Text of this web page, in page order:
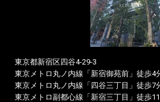
東京都新宿区四谷4-29-3
東京メトロ丸ノ内線「新宿御苑前」徒歩4
東京メトロ丸ノ内線「四谷三丁目」徒歩7
東京メトロ副都心線「新宿三丁目」徒歩